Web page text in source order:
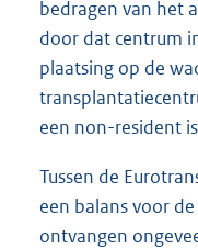
bedragen van het
door dat centrum
plaatsing op de
een non-resident
Tussen de
een balans voor
ontvangen